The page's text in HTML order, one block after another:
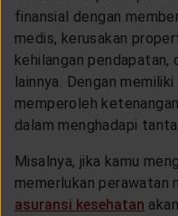
finansial dengan
medis, kerusakan
kehilangan
lainnya. Dengan
memperoleh
dalam menghadapi
Misalnya, jika kamu
memerlukan perawatan
asuransi kesehatan